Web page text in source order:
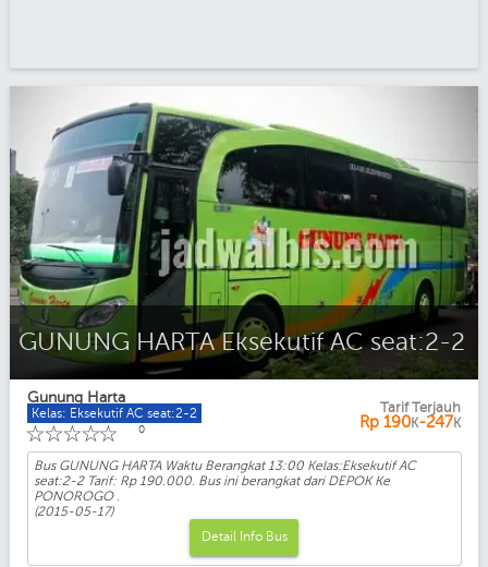
GUNUNG HARTA Eksekutif AC seat:2-2
Gunung Harta
Kelas: Eksekutif AC seat:2-2
☆
☆
☆
☆
☆ 0
Tarif Terjauh
Rp 190K-247K
Bus GUNUNG HARTA Waktu Berangkat 13:00 Kelas:Eksekutif AC
seat:2-2 Tarif: Rp 190.000. Bus ini berangkat dari DEPOK Ke
PONOROGO .
(2015-05-17)
Detail Info Bus